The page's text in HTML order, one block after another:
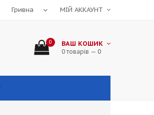
МІЙ АККАУНТ
0 ВАШ КОШИК
0 товарів — 0